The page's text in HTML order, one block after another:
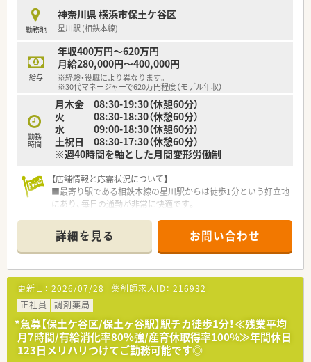
います
■店舗単位での計画的な勉強会の実施で、知識をより深めること
ができます。
■緩和薬物療法認定薬剤師が在籍されており、勉強会を開催して
おります
■専門資格を取得されたい方にもバックアアップあり
■OJT研修ではしっかりと先輩社員がついて業務を教えてくだ
さいます。
■在宅に携わってみたいけど未経験だし…とお悩み中の方も安
心いただけます。
≪こんな方にオススメ≫
■転居を伴う異動はないため、神奈川エリアで長く働きたい方
■在宅のご経験をしっかり積まれたい方や、在宅未経験でも今後
チャレンジされたい方もオススメです
■月単位の変形労働時間制を導入しており、週平均40時間勤務
の中で1日の労働時間を5時間から9時間の間で調整しています。
■残業時間は全社平均で月7時間程度と非常に少なく、1分単位
で手当が支給されるため、サービス残業の心配も一切ございませ
ん。
■有給休暇は入社3ヶ月後から付与され、店舗間の応援体制が整
っているため取得率も高く、長期連休の相談も柔軟に対応可能で
【やりがい/おすすめポイント】
■在宅医療の先駆者としてのノウハウを学べるため、これからの
薬局業界で求められる「かかりつけ」としての実力が身につきま
す。
んでいるなど、ライフイベントに柔軟に対応できる点が魅力で
す。
■会員制リゾートホテルの利用やレクリエーション補助などの
福利厚生も充実しており、休日を贅沢に過ごす楽しみも得られま
す。
勤務地
神奈川県 横浜市保土ケ谷区
星川駅 (相鉄本線)
給与
年収400万円～620万円
月給280,000円～400,000円
※経験・役職により異なります。
※30代マネージャーで620万円程度（モデル年収）
勤務
時間
月木金 08:30-19:30（休憩60分）
火 08:30-18:30（休憩60分）
水 09:00-18:30（休憩60分）
土祝日 08:30-17:30（休憩60分）
※週40時間を軸とした月間変形労働制
【店舗情報と応需状況について】
■最寄り駅である相鉄本線の星川駅からは徒歩1分という好立地
にあり、毎日の通勤が非常に快適です。
神科、内科が中心の環境となります。
■薬剤師は正社員2名とパート4名の計6名体制で、事務員2名と
共に協力して店舗を運営しています。
【募集背景と求める人物像について】
■欠員補充に伴う募集ですが、将来的な管理薬剤師候補として活
躍できる意欲的な方を歓迎しています。
■自身の業務領域に捉われず、店舗運営に関わるあらゆる業務へ
主体的に取り組める方を求めています。
■社内外での円滑なコミュニケーションを大切にし、組織の潤滑
油として機能する方が適任と言えます。
詳細を見る お問い合わせ
更新日： 2026/07/28 薬剤師求人ID： 216932
正社員
調剤薬局
*急募【保土ケ谷区/保土ヶ谷駅】駅チカ徒歩1分！≪残業平均
月7時間/有給消化率80％強/産育休取得率100%≫年間休日
123日メリハリつけてご勤務可能です◎